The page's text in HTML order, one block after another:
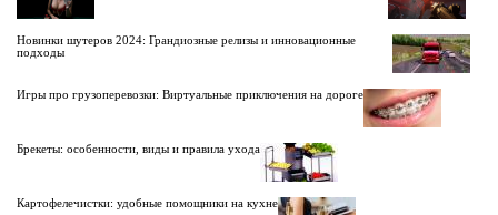
Новинки шутеров 2024: Грандиозные релизы и инновационные
подходы
Игры про грузоперевозки: Виртуальные приключения на дороге
Брекеты: особенности, виды и правила ухода
Картофелечистки: удобные помощники на кухне